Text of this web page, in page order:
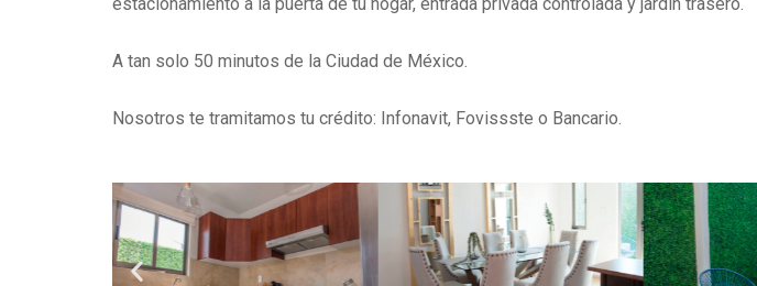
A tan solo 50 minutos de la Ciudad de México.
Nosotros te tramitamos tu crédito: Infonavit, Fovissste o Bancario.